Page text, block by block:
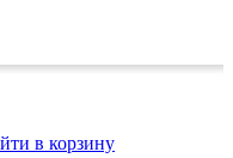
в корзину